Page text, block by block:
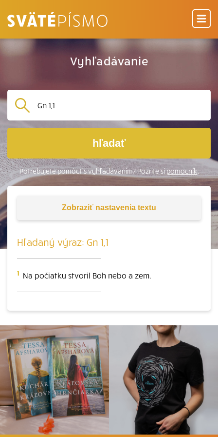
Vyhľadávanie
hľadať
Potrebujete pomôcť s vyhľadávaním? Pozrite sipomocník.
Zobraziť nastavenia textu
Hľadaný výraz: Gn 1,1
1 Na počiatku stvoril Boh nebo a zem.